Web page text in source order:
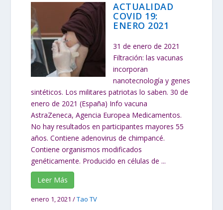
ACTUALIDAD
COVID 19:
ENERO 2021
31 de enero de 2021
Filtración: las vacunas
incorporan
nanotecnología y genes
sintéticos. Los militares patriotas lo saben. 30 de
enero de 2021 (España) Info vacuna
AstraZeneca, Agencia Europea Medicamentos.
No hay resultados en participantes mayores 55
años. Contiene adenovirus de chimpancé.
Contiene organismos modificados
genéticamente. Producido en células de ...
Leer Más
enero 1, 2021 /Tao TV